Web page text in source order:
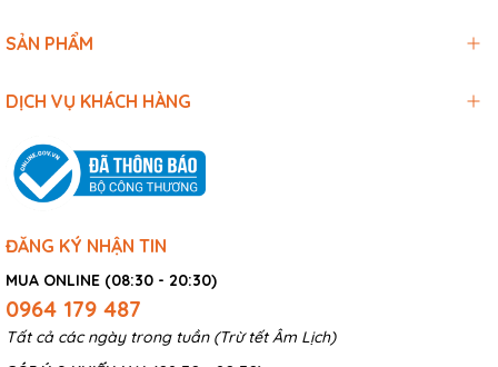
SẢN PHẨM
DỊCH VỤ KHÁCH HÀNG
ĐĂNG KÝ NHẬN TIN
MUA ONLINE (08:30 - 20:30)
0964 179 487
Tất cả các ngày trong tuần (Trừ tết Âm Lịch)